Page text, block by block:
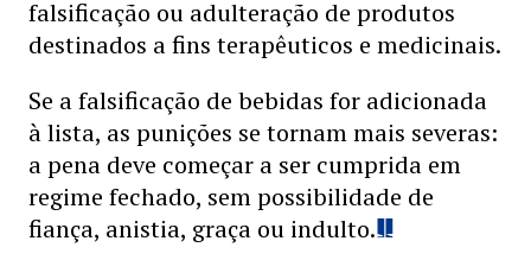
falsificação ou adulteração de produtos
destinados a fins terapêuticos e medicinais.
Se a falsificação de bebidas for adicionada
à lista, as punições se tornam mais severas:
a pena deve começar a ser cumprida em
regime fechado, sem possibilidade de
fiança, anistia, graça ou indulto.